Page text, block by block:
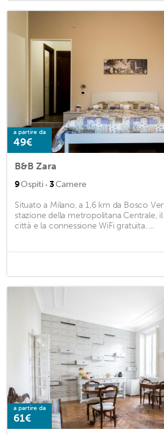
a partire da
49€
B&B Zara
9Ospiti · 3Camere
Situato a Milano, a 1,6 km da Bosco
stazione della metropolitana Centrale,
città e la connessione WiFi gratuita. ...
a partire da
61€